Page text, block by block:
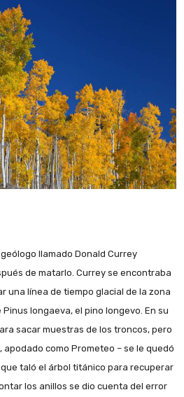
geólogo llamado Donald Currey
de matarlo. Currey se encontraba
una línea de tiempo glacial de la zona
longaeva, el pino longevo. En su
sacar muestras de los troncos, pero
apodado como Prometeo – se le quedó
taló el árbol titánico para recuperar
los anillos se dio cuenta del error